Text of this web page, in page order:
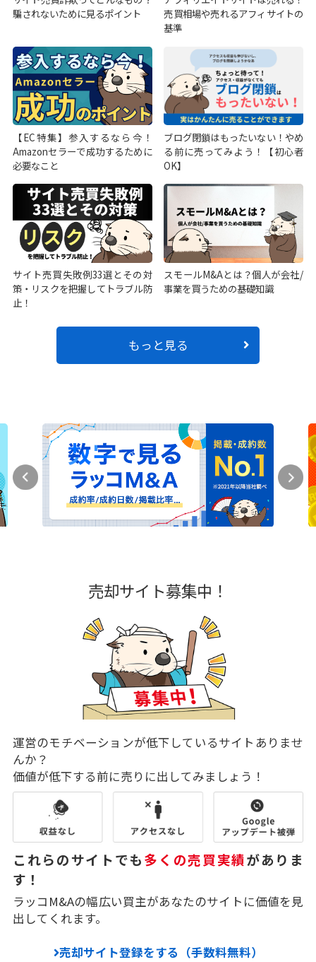
騙されないために見るポイント
売買相場や売れるアフィサイトの
基準
【EC特集】参入するなら今！
Amazonセラーで成功するために
必要なこと
ブログ閉鎖はもったいない！やめ
る前に売ってみよう！【初心者
OK】
サイト売買失敗例33選とその対
策・リスクを把握してトラブル防
止！
スモールM&Aとは？個人が会社/
事業を買うための基礎知識
もっと見る
売却サイト募集中！
運営のモチベーションが低下しているサイトありませ
んか？
価値が低下する前に売りに出してみましょう！
これらのサイトでも多くの売買実績がありま
す！
ラッコM&Aの幅広い買主があなたのサイトに価値を見
出してくれます。
売却サイト登録をする（手数料無料）